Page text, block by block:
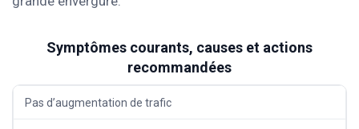
Symptômes courants, causes et actions
recommandées
Pas d’augmentation de trafic